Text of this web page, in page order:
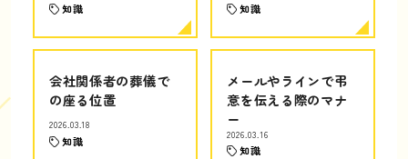
知識 知識
会社関係者の葬儀で
の座る位置
2026.03.18
知識
メールやラインで弔
意を伝える際のマナ
ー
2026.03.16
知識